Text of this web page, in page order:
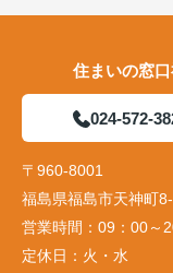
住まいの窓
024-572-
〒960-8001
福島県福島市天神町
営業時間： 09：00～
定休日： 火・水